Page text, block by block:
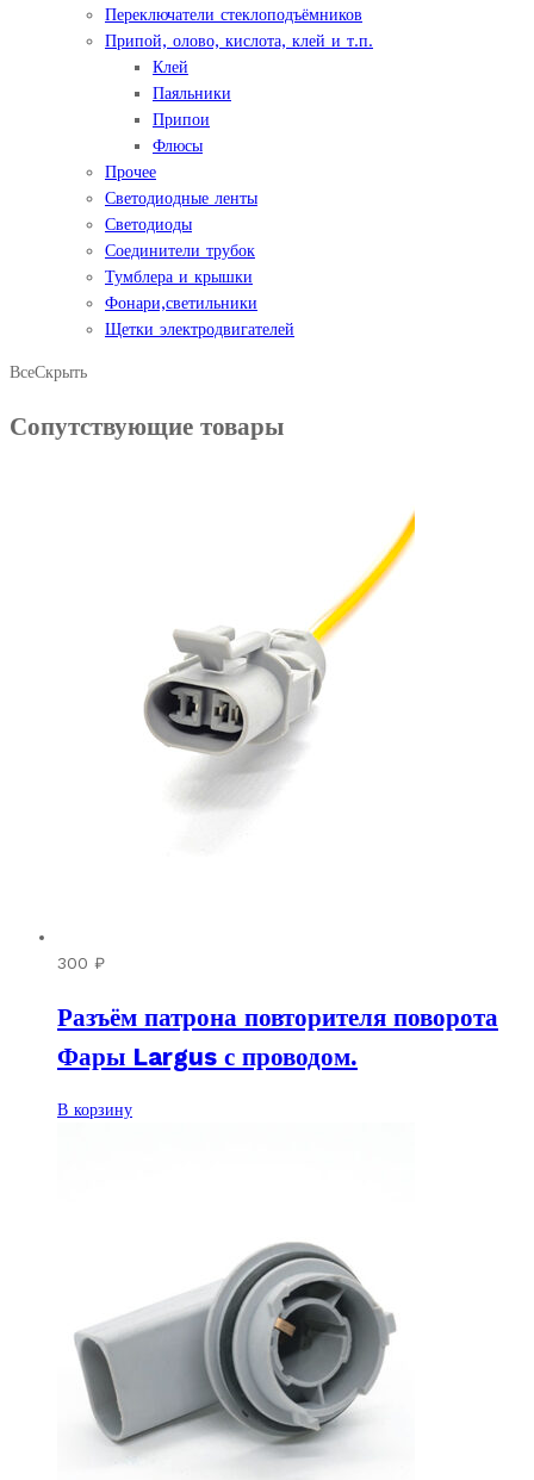
Переключатели стеклоподъёмников
Припой, олово, кислота, клей и т.п.
Клей
Паяльники
Припои
Флюсы
Прочее
Светодиодные ленты
Светодиоды
Соединители трубок
Тумблера и крышки
Фонари,светильники
Щетки электродвигателей
ВсеСкрыть
Сопутствующие товары
300 ₽
Разъём патрона повторителя поворота
Фары Largus с проводом.
В корзину